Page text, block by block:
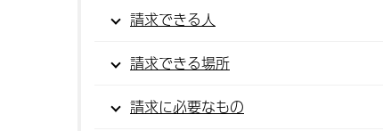
請求できる人
請求できる場所
請求に必要なもの